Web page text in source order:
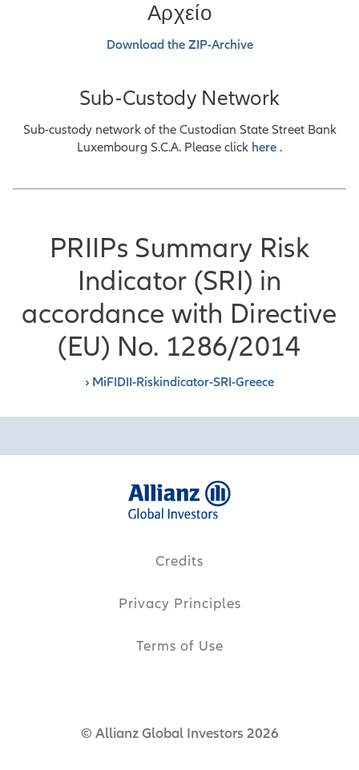
Αρχείο
Download the ZIP-Archive
Sub-Custody Network
Sub-custody network of the Custodian State Street Bank
Luxembourg S.C.A. Please click here .
PRIIPs Summary Risk
Indicator (SRI) in
accordance with Directive
(EU) No. 1286/2014
› MiFIDII-Riskindicator-SRI-Greece
Credits
Privacy Principles
Terms of Use
© Allianz Global Investors 2026